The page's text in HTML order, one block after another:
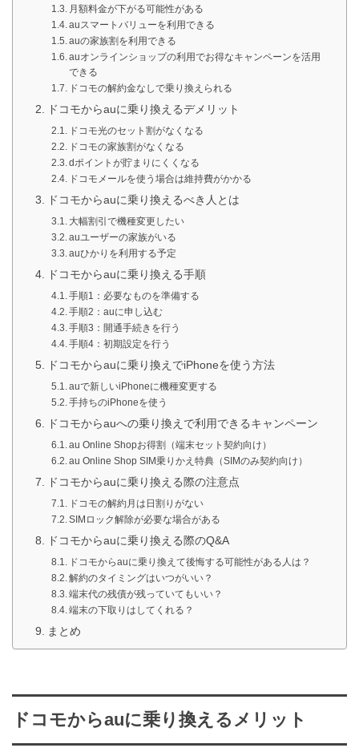
月額料金が下がる可能性がある
auスマートバリューを利用できる
auの家族割を利用できる
auオンラインショップの利用でお得なキャンペーンを活用
できる
ドコモの解約金なしで乗り換えられる
ドコモからauに乗り換えるデメリット
ドコモ光のセット割がなくなる
ドコモの家族割がなくなる
dポイントが貯まりにくくなる
ドコモメールを使う場合は維持費がかかる
ドコモからauに乗り換えるべき人とは
大幅割引で機種変更したい
auユーザーの家族がいる
auひかりを利用する予定
ドコモからauに乗り換える手順
手順1：必要なものを準備する
手順2：auに申し込む
手順3：開通手続きを行う
手順4：初期設定を行う
ドコモからauに乗り換えでiPhoneを使う方法
auで新しいiPhoneに機種変更する
手持ちのiPhoneを使う
ドコモからauへの乗り換えで利用できるキャンペーン
au Online Shopお得割（端末セット契約向け）
au Online Shop SIM乗りかえ特典（SIMのみ契約向け）
ドコモからauに乗り換える際の注意点
ドコモの解約月は日割りがない
SIMロック解除が必要な場合がある
ドコモからauに乗り換える際のQ&A
ドコモからauに乗り換えて後悔する可能性がある人は？
解約のタイミングはいつがいい？
端末代の残債が残っていてもいい？
端末の下取りはしてくれる？
まとめ
ドコモからauに乗り換えるメリット